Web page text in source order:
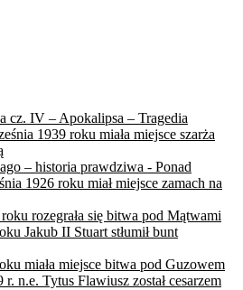
cz. IV – Apokalipsa – Tragedia
1939 roku miała miejsce szarża
– historia prawdziwa - Ponad
1926 roku miał miejsce zamach na
rozegrała się bitwa pod Mątwami
Jakub II Stuart stłumił bunt
miała miejsce bitwa pod Guzowem
r. n.e. Tytus Flawiusz został cesarzem